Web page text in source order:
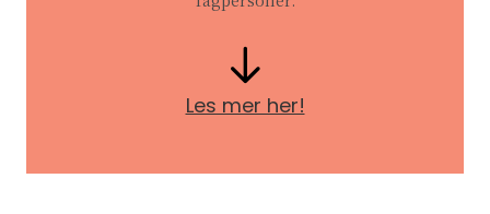
Les mer her!